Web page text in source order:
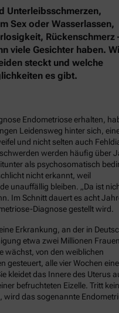
Unterleibsschmerzen,
Sex oder Wasserlassen,
Rückenschmerz
viele Gesichter haben.
steckt und welche
es gibt.
Endometriose erhalten,
Leidensweg hinter sich,
und nicht selten auch
werden häufig über
als psychosomatisch
nicht erkannt, weil
unauffällig bleiben. „Da ist
Im Schnitt dauert es acht
Diagnose gestellt wird.
Erkrankung, an der in
etwa zwei Millionen
wächst, von den weiblichen
gesteuert, alle vier Wochen eine
kleidet das Innere des Uterus
befruchteten Eizelle. Tritt
wird das sogenannte